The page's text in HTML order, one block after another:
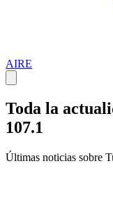
AIRE
Toda la
107.1
Últimas noticias sobre